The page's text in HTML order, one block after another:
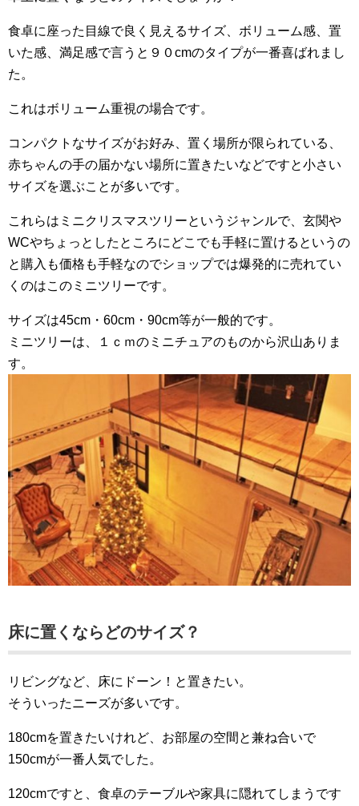
食卓に座った目線で良く見えるサイズ、ボリューム感、置
いた感、満足感で言うと９０cmのタイプが一番喜ばれまし
た。
これはボリューム重視の場合です。
コンパクトなサイズがお好み、置く場所が限られている、
赤ちゃんの手の届かない場所に置きたいなどですと小さい
サイズを選ぶことが多いです。
これらはミニクリスマスツリーというジャンルで、玄関や
WCやちょっとしたところにどこでも手軽に置けるというの
と購入も価格も手軽なのでショップでは爆発的に売れてい
くのはこのミニツリーです。
サイズは45cm・60cm・90cm等が一般的です。
ミニツリーは、１ｃｍのミニチュアのものから沢山ありま
す。
床に置くならどのサイズ？
リビングなど、床にドーン！と置きたい。
そういったニーズが多いです。
180cmを置きたいけれど、お部屋の空間と兼ね合いで
150cmが一番人気でした。
120cmですと、食卓のテーブルや家具に隠れてしまうです